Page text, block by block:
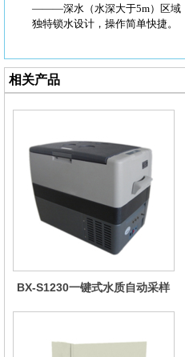
―――深水（水深大于5m）区域
独特锁水设计，操作简单快捷。
相关产品
BX-S1230一键式水质自动采样